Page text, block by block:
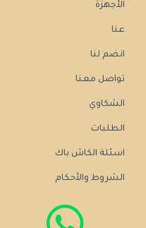
الأجهزة
عنا
انضم لنا
تواصل معنا
الشكاوي
الطلبات
اسئلة الكاش باك
الشروط والأحكام